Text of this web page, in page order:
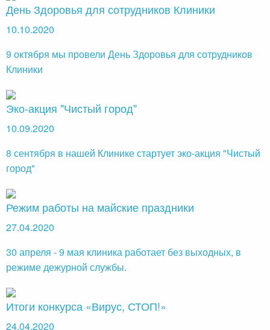
День Здоровья для сотрудников Клиники
10.10.2020
9 октября мы провели День Здоровья для сотрудников
Клиники
Эко-акция "Чистый город"
10.09.2020
8 сентября в нашей Клинике стартует эко-акция "Чистый
город"
Режим работы на майские праздники
27.04.2020
30 апреля - 9 мая клиника работает без выходных, в
режиме дежурной службы.
Итоги конкурса «Вирус, СТОП!»
24.04.2020